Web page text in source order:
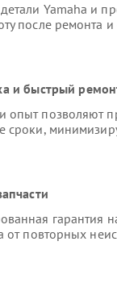
Yamaha и
после ремонта
и быстрый
позволяют
сроки,
от повторных